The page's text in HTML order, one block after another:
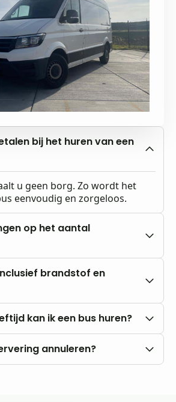
bij het huren van een
u geen borg. Zo wordt het
eenvoudig en zorgeloos.
op het aantal
onbeperkte kilometers.
brandstof en
altijd inclusief btw en
kan ik een bus huren?
jaar bij ons huren, mits u in het
annuleren?